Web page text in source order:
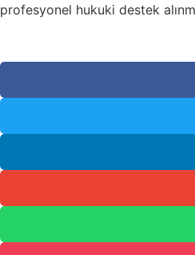
profesyonel hukuki destek